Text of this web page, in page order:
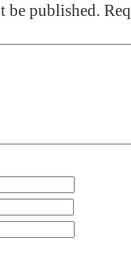
be published.